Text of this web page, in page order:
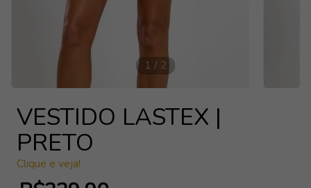
1 / 2
VESTIDO LASTEX |
PRETO
Clique e veja!